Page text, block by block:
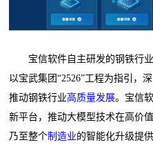
宝信软件自主研发的钢铁行业
以宝武集团“2526”工程为指引，
推动钢铁行业高质量发展。宝信
新平台，推动大模型技术在高价
乃至整个制造业的智能化升级提